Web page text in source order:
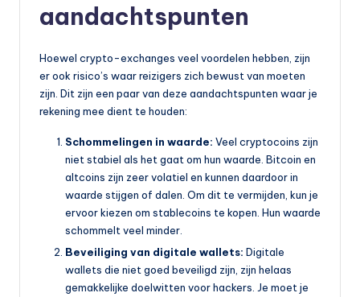
aandachtspunten
Hoewel crypto-exchanges veel voordelen hebben, zijn
er ook risico’s waar reizigers zich bewust van moeten
zijn. Dit zijn een paar van deze aandachtspunten waar je
rekening mee dient te houden:
Schommelingen in waarde: Veel cryptocoins zijn
niet stabiel als het gaat om hun waarde. Bitcoin en
altcoins zijn zeer volatiel en kunnen daardoor in
waarde stijgen of dalen. Om dit te vermijden, kun je
ervoor kiezen om stablecoins te kopen. Hun waarde
schommelt veel minder.
Beveiliging van digitale wallets: Digitale
wallets die niet goed beveiligd zijn, zijn helaas
gemakkelijke doelwitten voor hackers. Je moet je